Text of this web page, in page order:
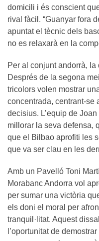
domicili i és conscient
rival fàcil. “Guanyar fora
apuntat el tècnic dels
no es relaxarà en la
Per al conjunt andorrà,
Després de la segona
tricolors volen mostrar
concentrada, centrant-se
decisius. L’equip de
millorar la seva defensa,
que el Bilbao aprofiti les
que va ser clau en les
Amb un Pavelló Toni
Morabanc Andorra vol
per sumar una victòria
els doni el moral per
tranquil·litat. Aquest
l’oportunitat de